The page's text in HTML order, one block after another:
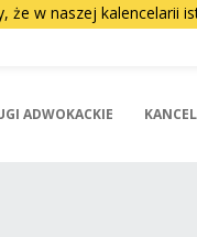
w naszej
ADWOKACKIE